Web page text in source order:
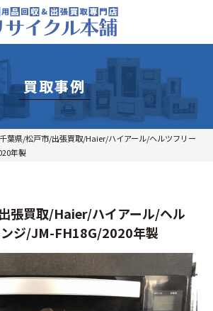
買取事例
千葉県/松戸市/出張買取/Haier/ハイアール/ヘルツフリー
年製
張買取/Haier/ハイアール/ヘル
ジ/JM-FH18G/2020年製